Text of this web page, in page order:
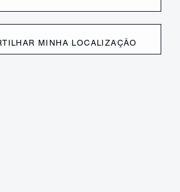
MINHA LOCALIZAÇÃO